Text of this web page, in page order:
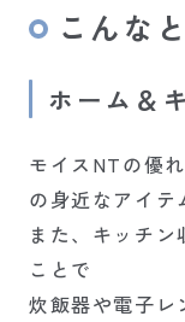
こんな
ホーム＆
モイスNTの優
の身近なアイテ
また、キッチ
ことで
炊飯器や電子レ